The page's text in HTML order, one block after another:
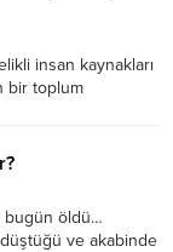
insan kaynakları
bir toplum
bugün öldü…
düştüğü ve akabinde